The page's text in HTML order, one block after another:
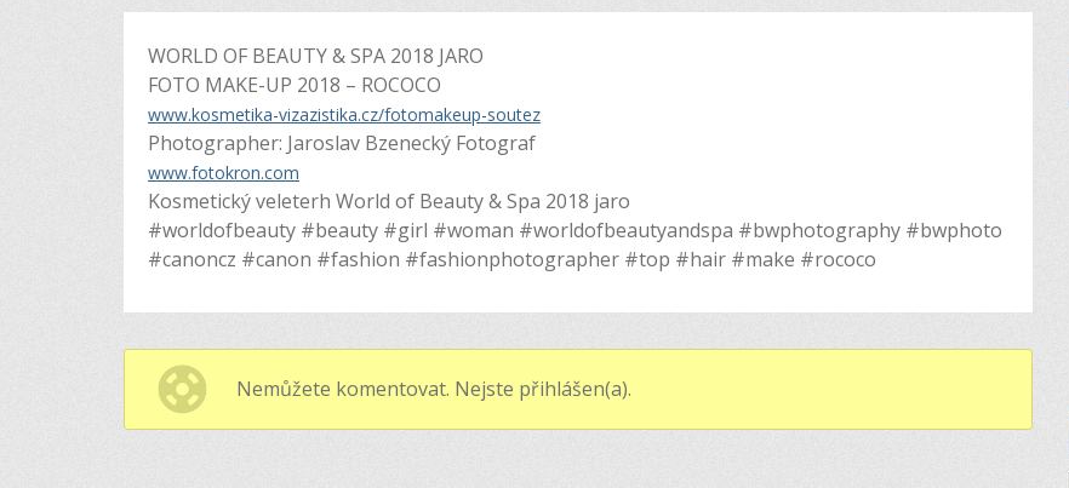
WORLD OF BEAUTY & SPA 2018 JARO
FOTO MAKE-UP 2018 – ROCOCO
www.kosmetika-vizazistika.cz/fotomakeup-soutez
Photographer: Jaroslav Bzenecký Fotograf
www.fotokron.com
Kosmetický veleterh World of Beauty & Spa 2018 jaro
#worldofbeauty #beauty #girl #woman #worldofbeautyandspa #bwphotography #bwphoto
#canoncz #canon #fashion #fashionphotographer #top #hair #make #rococo
Nemůžete komentovat. Nejste přihlášen(a).